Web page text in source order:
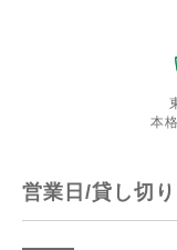
本
営業日/貸し切